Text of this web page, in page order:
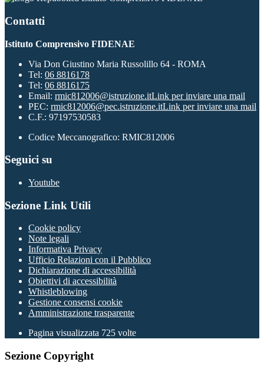
Contatti
Istituto Comprensivo FIDENAE
Via Don Giustino Maria Russolillo 64 - ROMA
Tel: 06 8816178
Tel: 06 8816175
Email: rmic812006@istruzione.itLink per inviare una mail
PEC: rmic812006@pec.istruzione.itLink per inviare una mail
C.F.: 97197530583
Codice Meccanografico: RMIC812006
Seguici su
Youtube
Sezione Link Utili
Cookie policy
Note legali
Informativa Privacy
Ufficio Relazioni con il Pubblico
Dichiarazione di accessibilità
Obiettivi di accessibilità
Whistleblowing
Gestione consensi cookie
Amministrazione trasparente
Pagina visualizzata 725 volte
Sezione Copyright